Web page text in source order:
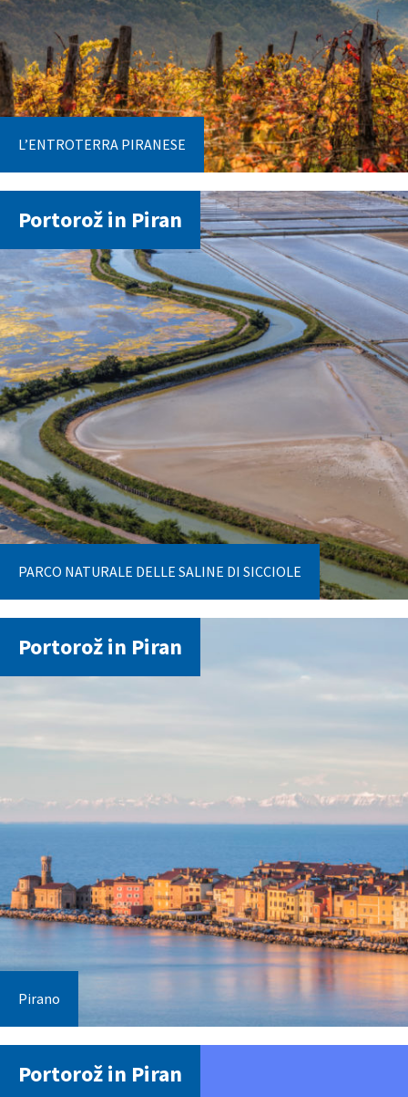
L’ENTROTERRA PIRANESE
Portorož in Piran
PARCO NATURALE DELLE SALINE DI SICCIOLE
Portorož in Piran
Pirano
Portorož in Piran